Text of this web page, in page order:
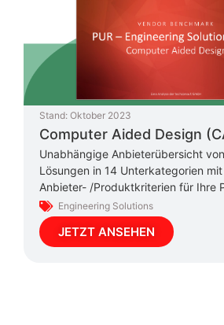
Stand: Oktober 2023
Computer Aided Design
Unabhängige Anbieterübersicht
Lösungen in 14 Unterkategorien
Anbieter- /Produktkriterien für Ihre
Engineering Solutions
JETZT ANSEHEN